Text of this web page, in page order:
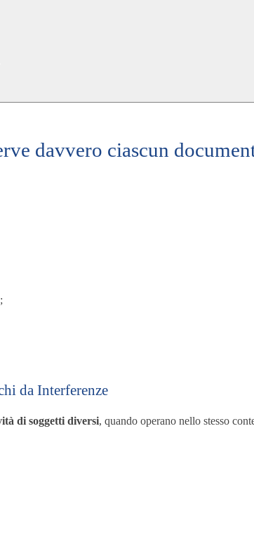
davvero ciascun
da Interferenze
di soggetti diversi, quando operano nello stesso